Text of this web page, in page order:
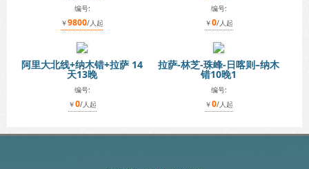
编号:
￥9800/人起
编号:
￥0/人起
阿里大北线+纳木错+拉萨 14
天13晚
编号:
￥0/人起
拉萨-林芝-珠峰-日喀则–纳木
错10晚1
编号:
￥0/人起